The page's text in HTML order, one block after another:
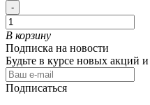
-
В корзину
Подписка на новости
Будьте в курсе новых акций
Подписаться